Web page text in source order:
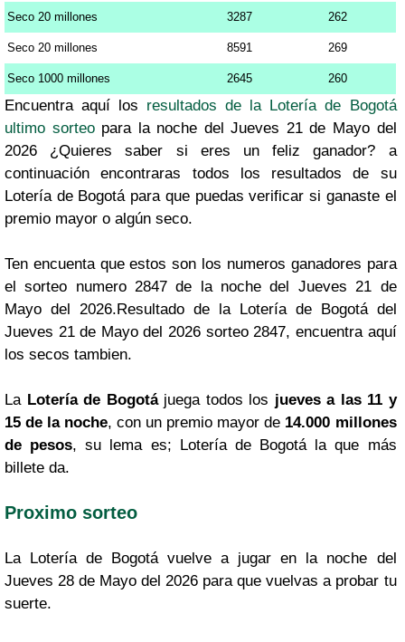
Seco 20 millones 3287 262
Seco 20 millones 8591 269
Seco 1000 millones 2645 260
Encuentra aquí los resultados de la Lotería de Bogotá
ultimo sorteopara la noche del Jueves 21 de Mayo del
2026 ¿Quieres saber si eres un feliz ganador? a
continuación encontraras todos los resultados de su
Lotería de Bogotá para que puedas verificar si ganaste el
premio mayor o algún seco.
Ten encuenta que estos son los numeros ganadores para
el sorteo numero 2847 de la noche del Jueves 21 de
Mayo del 2026.Resultado de la Lotería de Bogotá del
Jueves 21 de Mayo del 2026 sorteo 2847, encuentra aquí
los secos tambien.
La Lotería de Bogotájuega todos los jueves a las 11 y
15 de la noche, con un premio mayor de 14.000 millones
de pesos, su lema es; Lotería de Bogotá la que más
billete da.
Proximo sorteo
La Lotería de Bogotá vuelve a jugar en la noche del
Jueves 28 de Mayo del 2026 para que vuelvas a probar tu
suerte.